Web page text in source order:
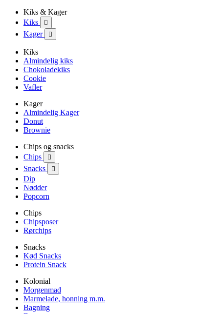
Kiks & Kager
Kiks

Kager 
Kiks
Almindelig kiks
Chokoladekiks
Cookie
Vafler
Kager
Almindelig Kager
Donut
Brownie
Chips og snacks
Chips

Snacks 
Dip
Nødder
Popcorn
Chips
Chipsposer
Rørchips
Snacks
Kød Snacks
Protein Snack
Kolonial
Morgenmad
Marmelade, honning m.m.
Bagning